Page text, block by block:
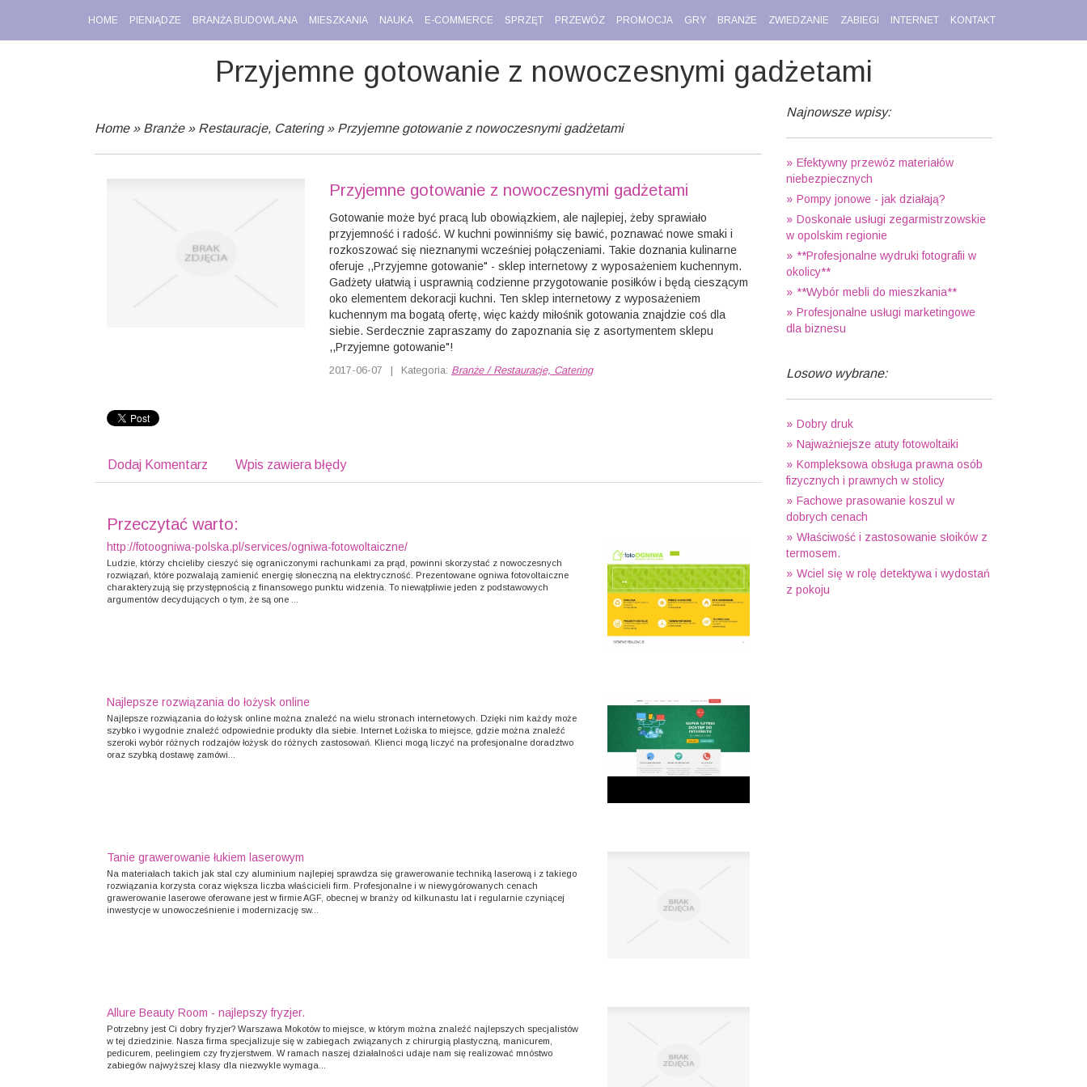
HOME PIENIĄDZE BRANŻA BUDOWLANA MIESZKANIA NAUKA E-COMMERCE SPRZĘT PRZEWÓZ PROMOCJA GRY BRANŻE ZWIEDZANIE ZABIEGI INTERNET KONTAKT
Przyjemne gotowanie z nowoczesnymi gadżetami
Home» Branże» Restauracje, Catering» Przyjemne gotowanie z nowoczesnymi gadżetami
Przyjemne gotowanie z nowoczesnymi gadżetami
Gotowanie może być pracą lub obowiązkiem, ale najlepiej, żeby sprawiało
przyjemność i radość. W kuchni powinniśmy się bawić, poznawać nowe smaki i
rozkoszować się nieznanymi wcześniej połączeniami. Takie doznania kulinarne
oferuje ,,Przyjemne gotowanie" - sklep internetowy z wyposażeniem kuchennym.
Gadżety ułatwią i usprawnią codzienne przygotowanie posiłków i będą cieszącym
oko elementem dekoracji kuchni. Ten sklep internetowy z wyposażeniem
kuchennym ma bogatą ofertę, więc każdy miłośnik gotowania znajdzie coś dla
siebie. Serdecznie zapraszamy do zapoznania się z asortymentem sklepu
,,Przyjemne gotowanie"!
2017-06-07 | Kategoria: Branże / Restauracje, Catering
Dodaj Komentarz Wpis zawiera błędy
Przeczytać warto:
http://fotoogniwa-polska.pl/services/ogniwa-fotowoltaiczne/
Ludzie, którzy chcieliby cieszyć się ograniczonymi rachunkami za prąd, powinni skorzystać z nowoczesnych
rozwiązań, które pozwalają zamienić energię słoneczną na elektryczność. Prezentowane ogniwa fotovoltaiczne
charakteryzują się przystępnością z finansowego punktu widzenia. To niewątpliwie jeden z podstawowych
argumentów decydujących o tym, że są one ...
Najlepsze rozwiązania do łożysk online
Najlepsze rozwiązania do łożysk online można znaleźć na wielu stronach internetowych. Dzięki nim każdy może
szybko i wygodnie znaleźć odpowiednie produkty dla siebie. Internet Łożiska to miejsce, gdzie można znaleźć
szeroki wybór różnych rodzajów łożysk do różnych zastosowań. Klienci mogą liczyć na profesjonalne doradztwo
oraz szybką dostawę zamówi...
Tanie grawerowanie łukiem laserowym
Na materiałach takich jak stal czy aluminium najlepiej sprawdza się grawerowanie techniką laserową i z takiego
rozwiązania korzysta coraz większa liczba właścicieli firm. Profesjonalne i w niewygórowanych cenach
grawerowanie laserowe oferowane jest w firmie AGF, obecnej w branży od kilkunastu lat i regularnie czyniącej
inwestycje w unowocześnienie i modernizację sw...
Allure Beauty Room - najlepszy fryzjer.
Potrzebny jest Ci dobry fryzjer? Warszawa Mokotów to miejsce, w którym można znaleźć najlepszych specjalistów
w tej dziedzinie. Nasza firma specjalizuje się w zabiegach związanych z chirurgią plastyczną, manicurem,
pedicurem, peelingiem czy fryzjerstwem. W ramach naszej działalności udaje nam się realizować mnóstwo
zabiegów najwyższej klasy dla niezwykle wymaga...
Najnowsze wpisy:
Efektywny przewóz materiałów
niebezpiecznych
Pompy jonowe - jak działają?
Doskonałe usługi zegarmistrzowskie
w opolskim regionie
**Profesjonalne wydruki fotografii w
okolicy**
**Wybór mebli do mieszkania**
Profesjonalne usługi marketingowe
dla biznesu
Losowo wybrane:
Dobry druk
Najważniejsze atuty fotowoltaiki
Kompleksowa obsługa prawna osób
fizycznych i prawnych w stolicy
Fachowe prasowanie koszul w
dobrych cenach
Właściwość i zastosowanie słoików z
termosem.
Wciel się w rolę detektywa i wydostań
z pokoju